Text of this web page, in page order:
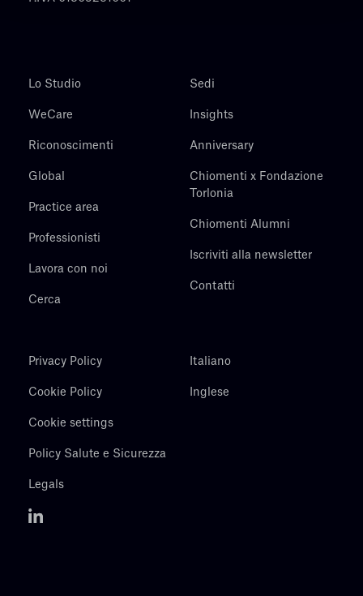
Lo Studio
WeCare
Riconoscimenti
Global
Practice area
Professionisti
Lavora con noi
Cerca
Sedi
Insights
Anniversary
Chiomenti x Fondazione
Torlonia
Chiomenti Alumni
Iscriviti alla newsletter
Contatti
Privacy Policy
Cookie Policy
Cookie settings
Policy Salute e Sicurezza
Legals
Italiano
Inglese